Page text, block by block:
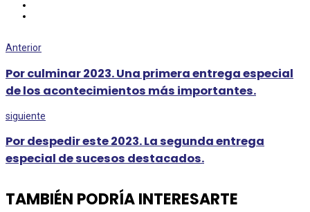
Anterior
Por culminar 2023. Una primera entrega especial
de los acontecimientos más importantes.
siguiente
Por despedir este 2023. La segunda entrega
especial de sucesos destacados.
TAMBIÉN PODRÍA INTERESARTE